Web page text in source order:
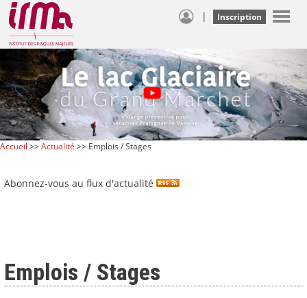
| Inscription
Accueil >>Actualité >> Emplois / Stages
Abonnez-vous au flux d'actualité
Emplois / Stages